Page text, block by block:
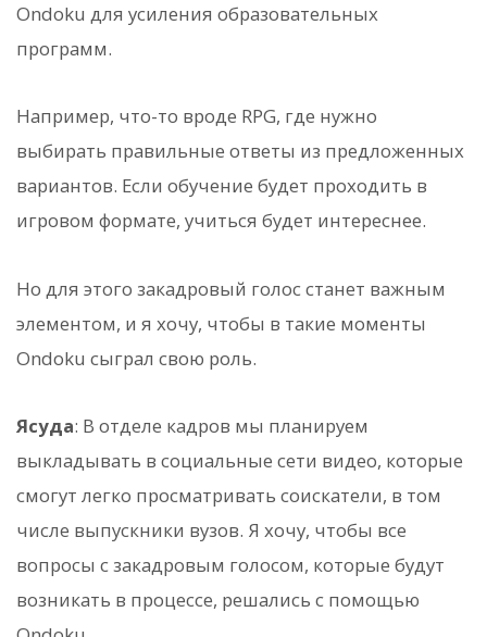
Ondoku для усиления образовательных
программ.
Например, что-то вроде RPG, где нужно
выбирать правильные ответы из предложенных
вариантов. Если обучение будет проходить в
игровом формате, учиться будет интереснее.
Но для этого закадровый голос станет важным
элементом, и я хочу, чтобы в такие моменты
Ondoku сыграл свою роль.
Ясуда: В отделе кадров мы планируем
выкладывать в социальные сети видео, которые
смогут легко просматривать соискатели, в том
числе выпускники вузов. Я хочу, чтобы все
вопросы с закадровым голосом, которые будут
возникать в процессе, решались с помощью